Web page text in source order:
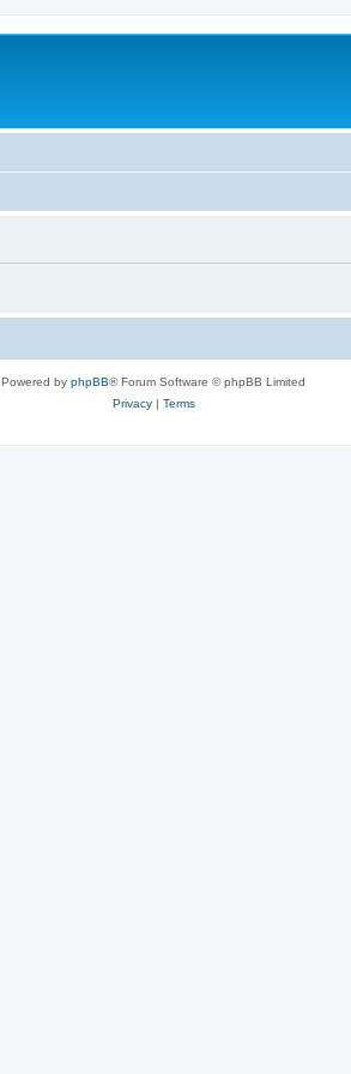
Powered by phpBB® Forum Software © phpBB Limited
Privacy| Terms